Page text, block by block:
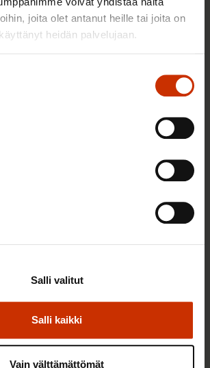
joita olet antanut heille tai joita on
heidän palvelujaan.
Salli kaikki
Salli valitut
Vain välttämättömät
etu